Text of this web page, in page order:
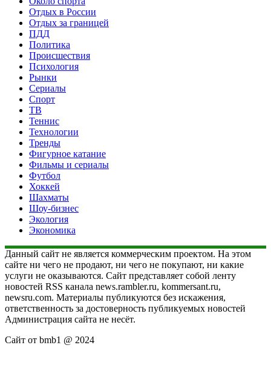
Отдых в России
Отдых за границей
ПДД
Политика
Происшествия
Психология
Рынки
Сериалы
Спорт
ТВ
Теннис
Технологии
Тренды
Фигурное катание
Фильмы и сериалы
Футбол
Хоккей
Шахматы
Шоу-бизнес
Экология
Экономика
Данный сайт не является коммерческим проектом. На этом
сайте ни чего не продают, ни чего не покупают, ни какие
услуги не оказываются. Сайт представляет собой ленту
новостей RSS канала news.rambler.ru, kommersant.ru,
newsru.com. Материалы публикуются без искажения,
ответственность за достоверность публикуемых новостей
Администрация сайта не несёт.
Сайт от bmb1 @ 2024